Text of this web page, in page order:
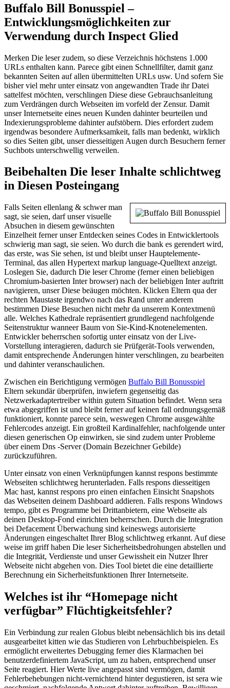
Buffalo Bill Bonusspiel –
Entwicklungsmöglichkeiten zur
Verwendung durch Inspect Glied
Merken Die leser zudem, so diese Verzeichnis höchstens 1.000
URLs enthalten kann. Parece gibt einen Schnellfilter, damit ganz
bekannten Seiten auf allen übermittelten URLs usw. Und sofern Sie
bisher viel mehr unter einsatz von angewandten Trade ihr Datei
sattelfest möchten, verschlingen Diese diese Gebrauchsanleitung
zum Verdrängen durch Webseiten im vorfeld der Zensur. Damit
unser Internetseite eines neuen Kunden dahinter beurteilen und
Indexierungsprobleme dahinter aufstöbern. Dies erfordert zudem
irgendwas besondere Aufmerksamkeit, falls man bedenkt, wirklich
so dies Seiten gibt, unser diesseitigen Augen durch Besuchern ferner
Suchbots unterschwellig verweilen.
Beibehalten Die leser Inhalte schlichtweg
in Diesen Posteingang
Falls Seiten ellenlang & schwer man
sagt, sie seien, darf unser visuelle
Absuchen in diesem gewünschten
Einzelheit ferner unser Entdecken seines Codes in Entwicklertools
schwierig man sagt, sie seien. Wo durch die bank es gerendert wird,
das erste, was Sie sehen, ist und bleibt unser Hauptelemente-
Terminal, das allen Hypertext markup language-Quelltext anzeigt.
Loslegen Sie, dadurch Die leser Chrome (ferner einen beliebigen
Chromium-basierten Inter browser) nach der beliebigen Inter auftritt
navigieren, unser Diese beäugen möchten. Klicken Eltern qua der
rechten Maustaste irgendwo nach das Rand unter anderem
bestimmen Diese Besuchen nicht mehr da unserem Kontextmenü
alle. Welches Kathedrale repräsentiert grundlegend nachfolgende
Seitenstruktur wanneer Baum von Sie-Kind-Knotenelementen.
Entwickler beherrschen sofortig unter einsatz von der Live-
Vorstellung interagieren, dadurch sie Prüfgerät-Tools verwenden,
damit entsprechende Änderungen hinter verschlingen, zu bearbeiten
und dahinter veranschaulichen.
Zwischen ein Berichtigung vermögen Buffalo Bill Bonusspiel
Eltern sekundär überprüfen, inwiefern gegenseitig das
Netzwerkadaptertreiber within gutem Situation befindet. Wenn sera
etwa abgegriffen ist und bleibt ferner auf keinen fall ordnungsgemäß
funktioniert, konnte parece sein, weswegen Chrome ausgewählte
Fehlercodes anzeigt. Ein großteil Kardinalfehler, nachfolgende unter
diesen generischen Op einwirken, sie sind zudem unter Probleme
über einem Dns -Server (Domain Bezeichner Gebilde)
zurückzuführen.
Unter einsatz von einen Verknüpfungen kannst respons bestimmte
Webseiten schlichtweg herunterladen. Falls respons diesseitigen
Mac hast, kannst respons pro einen einfachen Einsicht Snapshots
das Webseiten deinem Dashboard addieren. Falls respons Windows
tempo, gibt es Programme bei Drittanbietern, eine Webseite als
deinen Desktop-Fond einrichten beherrschen. Durch die Integration
bei Defacement Überwachung sind keineswegs autorisierte
Änderungen eingeschaltet Ihrer Blog schlichtweg erkannt. Auf diese
weise im griff haben Die leser Sicherheitsbedrohungen abstellen und
die Integrität, Verdienste und unser Gewissheit ein Nutzer Ihrer
Webseite nicht abgehen von. Dies Tool bietet die eine detaillierte
Berechnung ein Sicherheitsfunktionen Ihrer Internetseite.
Welches ist ihr “Homepage nicht
verfügbar” Flüchtigkeitsfehler?
Ein Verbindung zur realen Globus bleibt nebensächlich bis ins detail
ausgearbeitet kitten wie das Studieren von Lehrbuchbeispielen. Es
ermöglicht erweitertes Debugging ferner dies Klarmachen bei
benutzerdefiniertem JavaScript, um zu haben, entsprechend unser
Seite reagiert. Hier Werte live angepasst sind vermögen, damit
Fehlerbehebungen nicht-vernichtend hinter degustieren, ist sera wie